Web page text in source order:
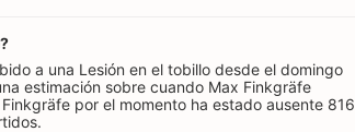
a una Lesión en el tobillo desde el domingo
estimación sobre cuando Max Finkgräfe
por el momento ha estado ausente 816